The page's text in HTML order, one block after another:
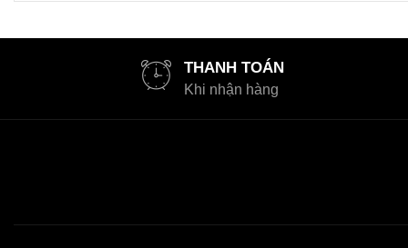
THANH TOÁN
Khi nhận hàng